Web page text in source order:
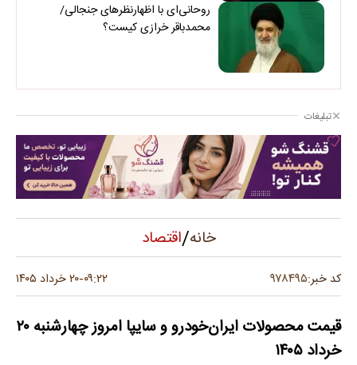
روحانی‌ای با اظهارنظرهای جنجالی/
محمدباقر خرازی کیست؟
تبلیغات
خانه/اقتصاد
کد خبر:۹۷۸۴۹۵ ۰۹:۲۲-۲۰ خرداد ۱۴۰۵
قیمت محصولات ایران‌خودرو و سایپا امروز چهارشنبه ۲۰
خرداد ۱۴۰۵